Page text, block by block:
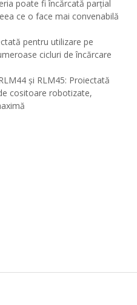
poate fi încărcată parțial
ce o face mai convenabilă
pentru utilizare pe
cicluri de încărcare
și RLM45: Proiectată
cositoare robotizate,